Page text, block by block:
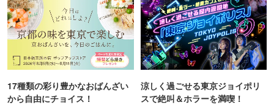
17種類の彩り豊かなおばんざい
から自由にチョイス！
涼しく過ごせる東京ジョイポリ
スで絶叫＆ホラーを満喫！